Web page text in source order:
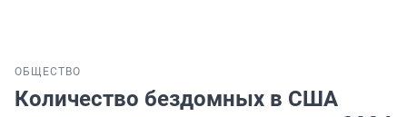
ОБЩЕСТВО
Количество бездомных в США